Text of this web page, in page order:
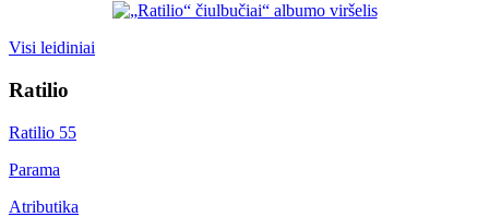
Visi leidiniai
Ratilio
Ratilio 55
Parama
Atributika